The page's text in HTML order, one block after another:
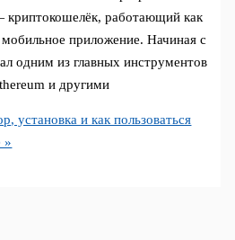
криптокошелёк, работающий как
приложение. Начиная с
одним из главных инструментов
и другими
установка и как пользоваться
»